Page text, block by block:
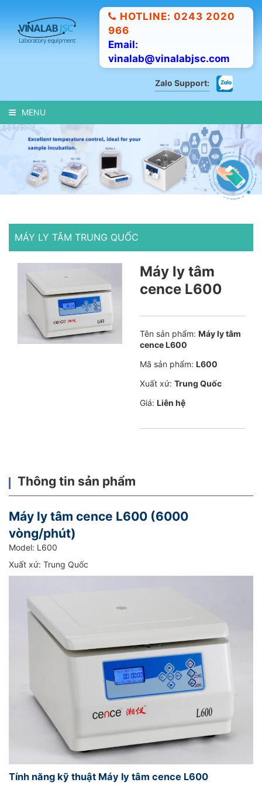
HOTLINE: 0243 2020
966
Email:
vinalab@vinalabjsc.com
Zalo Support:
MENU
MÁY LY TÂM TRUNG QUỐC
Máy ly tâm
cence L600
Tên sản phẩm: Máy ly tâm
cence L600
Mã sản phẩm: L600
Xuất xứ: Trung Quốc
Giá: Liên hệ
Thông tin sản phẩm
Máy ly tâm cence L600 (6000
vòng/phút)
Model: L600
Xuất xứ: Trung Quốc
Tính năng kỹ thuật Máy ly tâm cence L600